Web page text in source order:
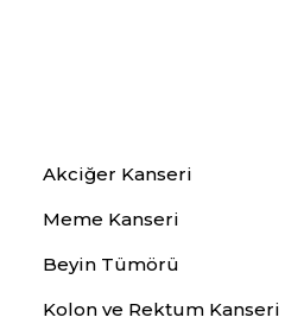
Akciğer Kanseri
Meme Kanseri
Beyin Tümörü
Kolon ve Rektum Kanseri